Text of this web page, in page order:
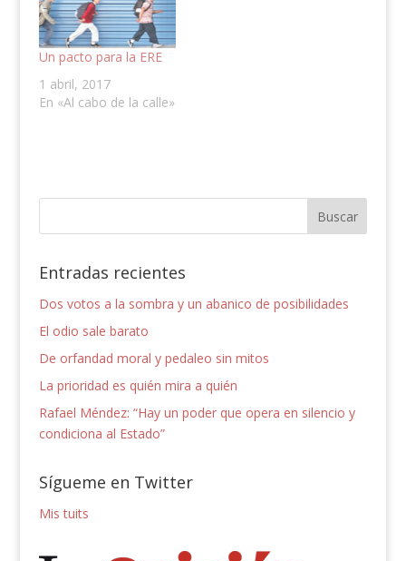
Un pacto para la ERE
1 abril, 2017
En «Al cabo de la calle»
Entradas recientes
Dos votos a la sombra y un abanico de posibilidades
El odio sale barato
De orfandad moral y pedaleo sin mitos
La prioridad es quién mira a quién
Rafael Méndez: “Hay un poder que opera en silencio y
condiciona al Estado”
Sígueme en Twitter
Mis tuits